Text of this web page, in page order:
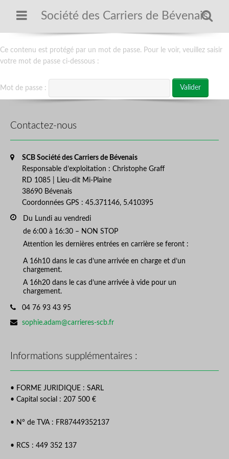
Société des Carriers de Bévenais
Menu
Ce contenu est protégé par un mot de passe. Pour le voir, veuillez saisir
votre mot de passe ci-dessous :
Mot de passe :
Contactez-nous
SCB Société des Carriers de Bévenais
Responsable d’exploitation : Christophe Graff
RD 1085 | Lieu-dit Mi-Plaine
38690 Bévenais
Coordonnées GPS : 45.371146, 5.410395
Du Lundi au vendredi
de 6:00 à 16:30 – NON STOP
Attention les dernières entrées en carrière se feront :
A 16h10 dans le cas d’une arrivée en charge et d’un
chargement.
A 16h20 dans le cas d’une arrivée à vide pour un
chargement.
04 76 93 43 95
sophie.adam@carrieres-scb.fr
Informations supplémentaires :
• FORME JURIDIQUE : SARL
• Capital social : 207 500 €
• N° de TVA : FR87449352137
• RCS : 449 352 137